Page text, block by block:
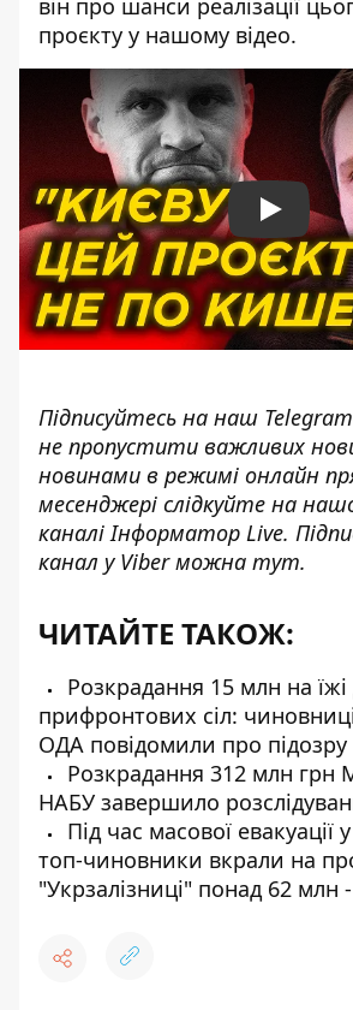
він про шанси реалізації
проєкту у нашому відео.
Play
Підписуйтесь на наш
не пропустити важливих
новинами в режимі онлайн
месенджері слідкуйте на
каналіІнформатор Live.
канал у Viber можна тут.
ЧИТАЙТЕ ТАКОЖ:
Розкрадання 15 млн на їжі
прифронтових сіл:
ОДА повідомили про підозру
Розкрадання 312 млн грн
НАБУ завершило
Під час масової евакуації
топ-чиновники вкрали на
"Укрзалізниці" понад 62 млн